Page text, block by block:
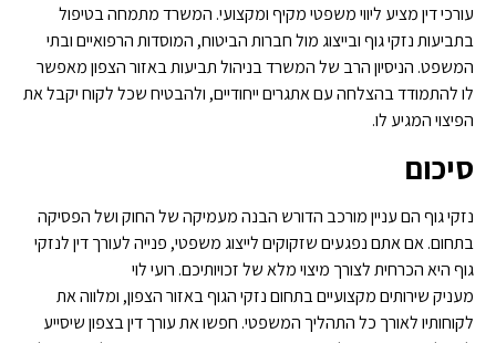
עורכי דין מציע ליווי משפטי מקיף ומקצועי. המשרד מתמחה בטיפול
בתביעות נזקי גוף ובייצוג מול חברות הביטוח, המוסדות הרפואיים ובתי
המשפט. הניסיון הרב של המשרד בניהול תביעות באזור הצפון מאפשר
לו להתמודד בהצלחה עם אתגרים ייחודיים, ולהבטיח שכל לקוח יקבל את
הפיצוי המגיע לו.
סיכום
נזקי גוף הם עניין מורכב הדורש הבנה מעמיקה של החוק ושל הפסיקה
בתחום. אם אתם נפגעים שזקוקים לייצוג משפטי, פנייה לעורך דין לנזקי
גוף היא הכרחית לצורך מיצוי מלא של זכויותיכם. רועי לוי
מעניק שירותים מקצועיים בתחום נזקי הגוף באזור הצפון, ומלווה את
לקוחותיו לאורך כל התהליך המשפטי. חפשו את עורך דין בצפון שיסייע